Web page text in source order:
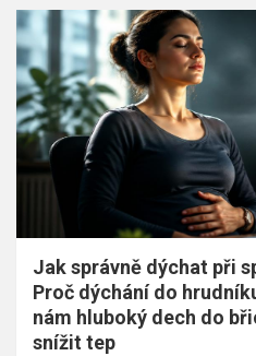
Jak správně dýchat při
Proč dýchání do
nám hluboký dech do
snížit tep